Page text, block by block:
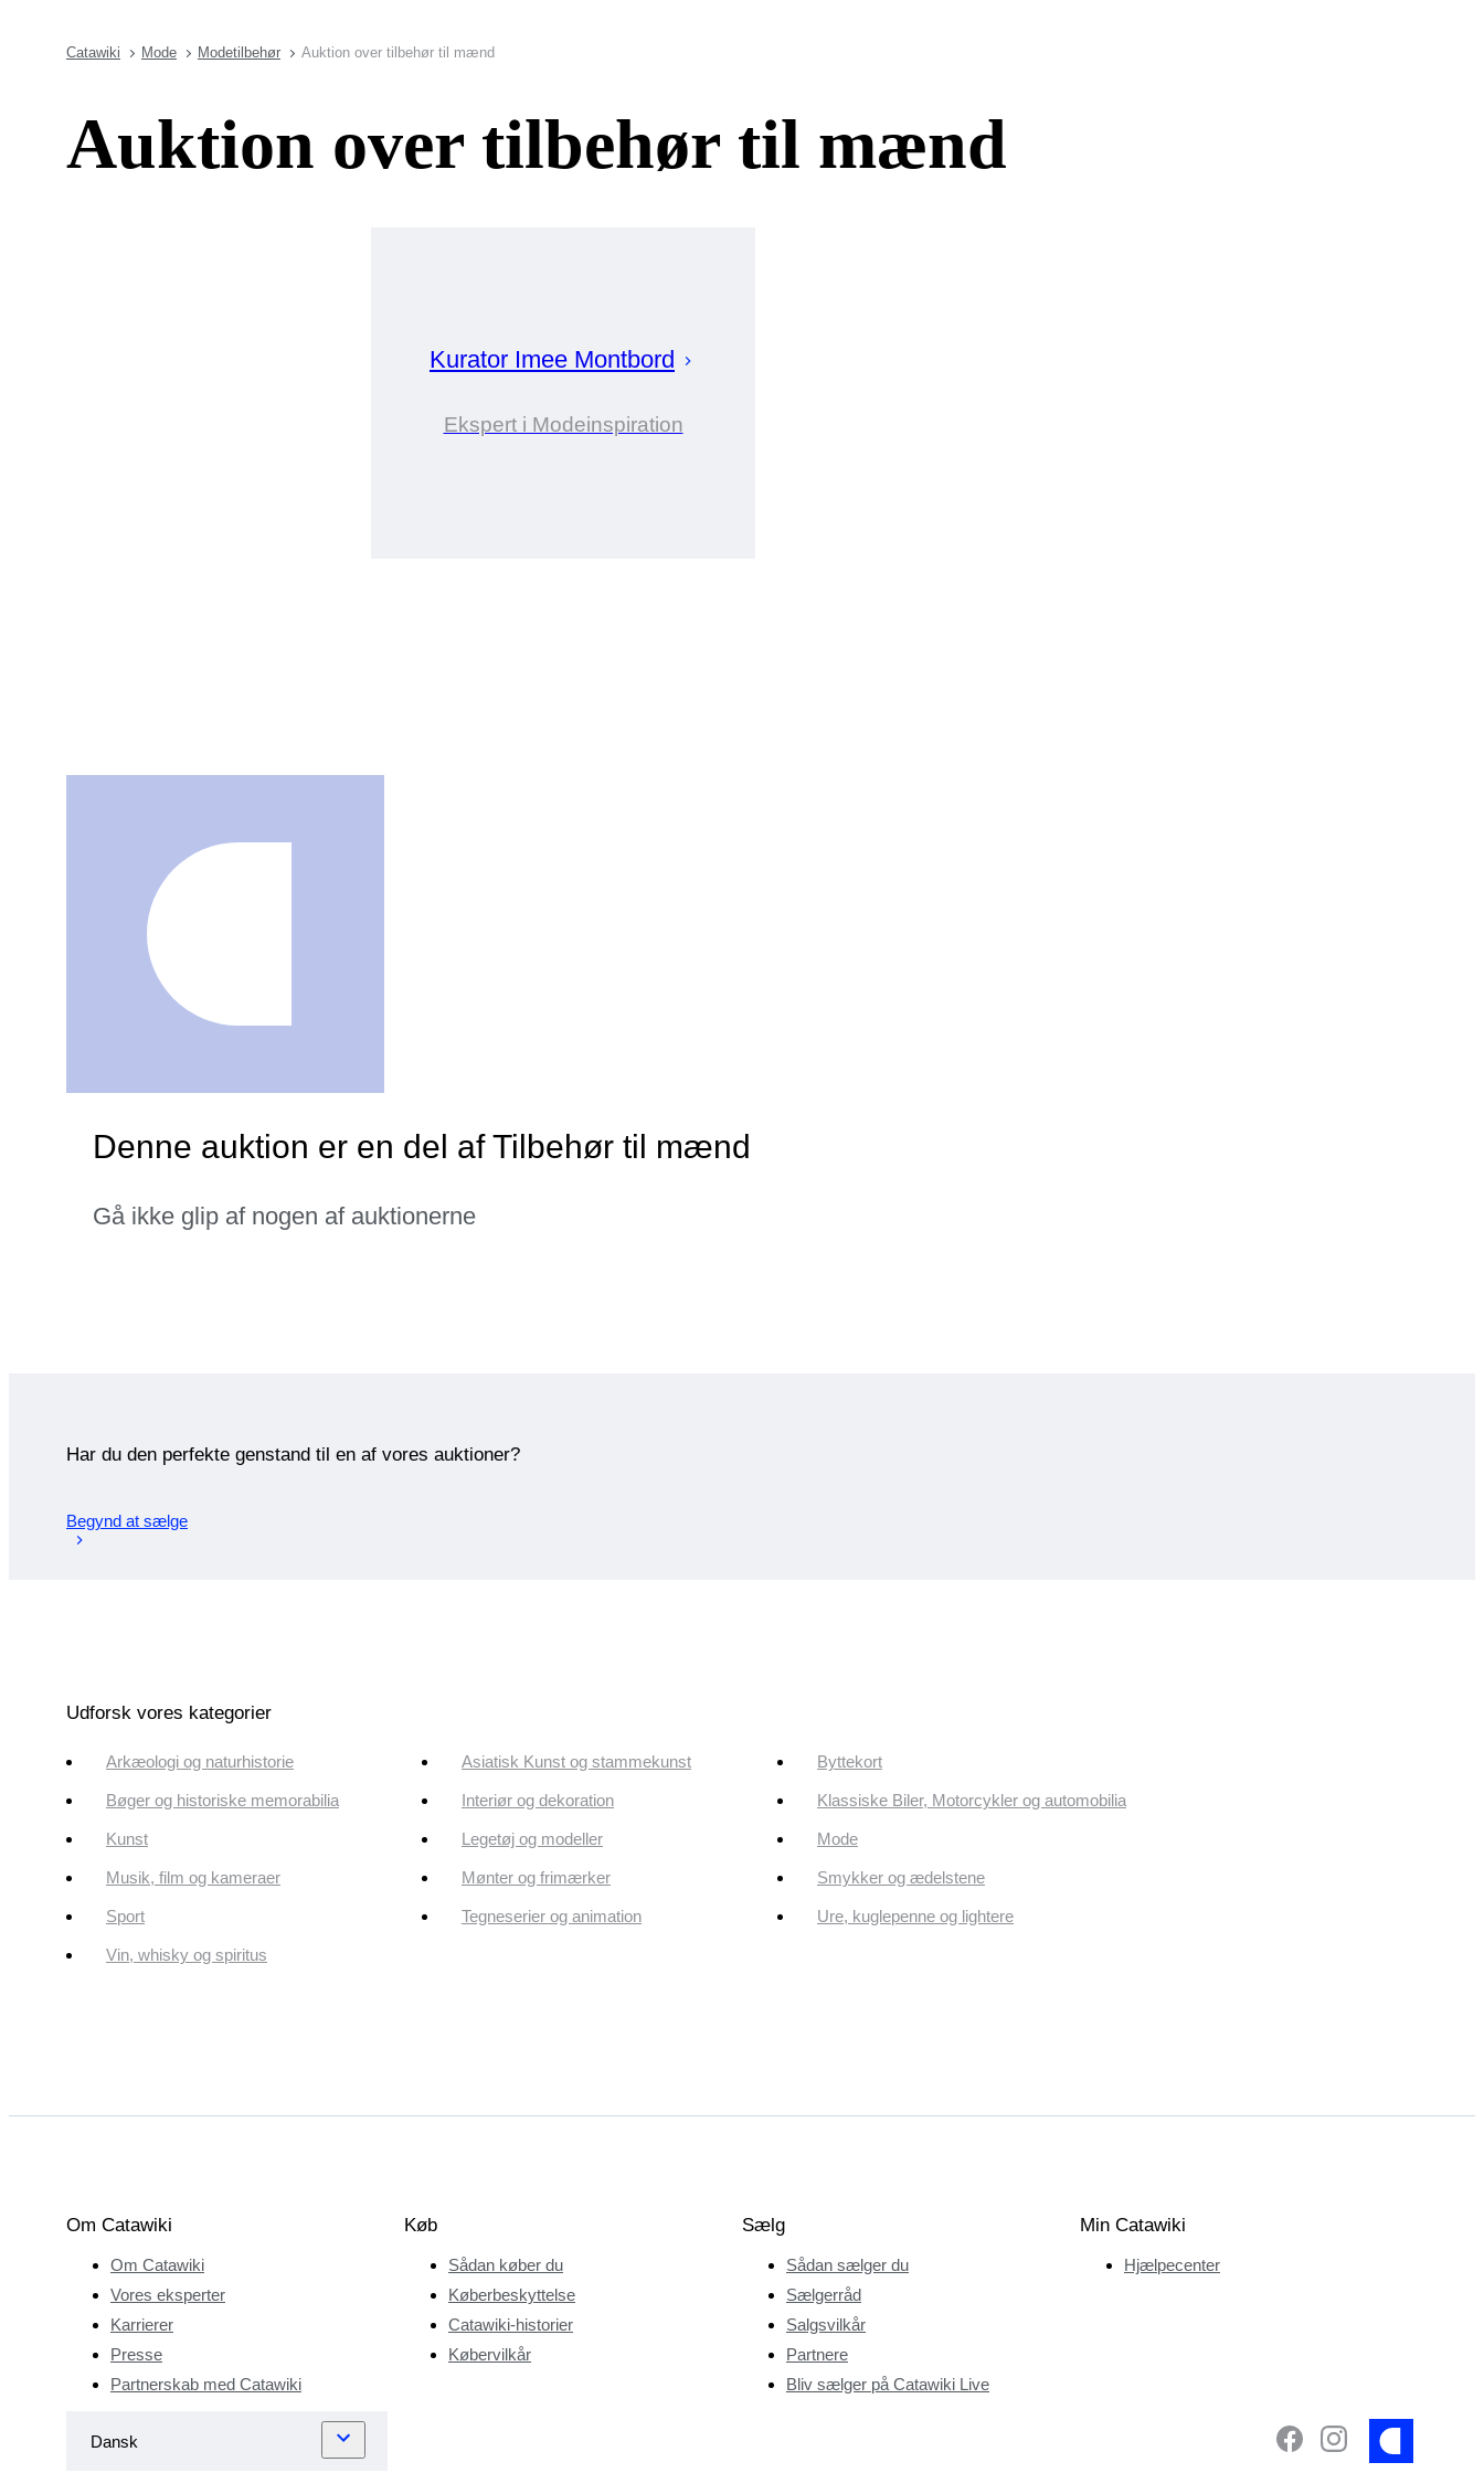
Catawiki Mode Modetilbehør Auktion over tilbehør til mænd
Auktion over tilbehør til mænd
Kurator Imee Montbord
Ekspert i Modeinspiration
Denne auktion er en del af Tilbehør til mænd
Gå ikke glip af nogen af auktionerne
Har du den perfekte genstand til en af vores auktioner?
Begynd at sælge
Udforsk vores kategorier
Arkæologi og naturhistorie Asiatisk Kunst og stammekunst Byttekort
Bøger og historiske memorabilia Interiør og dekoration Klassiske Biler, Motorcykler og automobilia
Kunst Legetøj og modeller Mode
Musik, film og kameraer Mønter og frimærker Smykker og ædelstene
Sport Tegneserier og animation Ure, kuglepenne og lightere
Vin, whisky og spiritus
Om Catawiki
Om Catawiki
Vores eksperter
Karrierer
Presse
Partnerskab med Catawiki
Køb
Sådan køber du
Køberbeskyttelse
Catawiki-historier
Købervilkår
Sælg
Sådan sælger du
Sælgerråd
Salgsvilkår
Partnere
Bliv sælger på Catawiki Live
Min Catawiki
Hjælpecenter